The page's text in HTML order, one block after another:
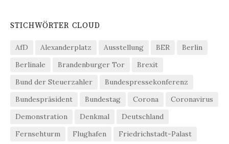
STICHWÖRTER CLOUD
AfD Alexanderplatz Ausstellung BER
Berlin
Berlinale
Brandenburger Tor
Brexit
Bund der Steuerzahler
Bundespressekonferenz
Bundespräsident
Bundestag Corona
Coronavirus
Demonstration
Denkmal
Deutschland
Fernsehturm
Flughafen Friedrichstadt-Palast